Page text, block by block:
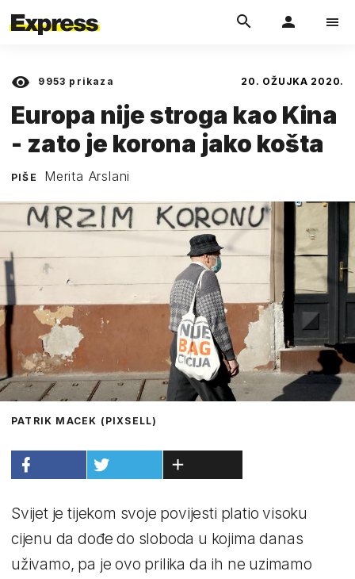
9953 prikaza 20. OŽUJKA 2020.
Europa nije stroga kao Kina
- zato je korona jako košta
PIŠE Merita Arslani
PATRIK MACEK (PIXSELL)
Svijet je tijekom svoje povijesti platio visoku
cijenu da dođe do sloboda u kojima danas
uživamo, pa je ovo prilika da ih ne uzimamo